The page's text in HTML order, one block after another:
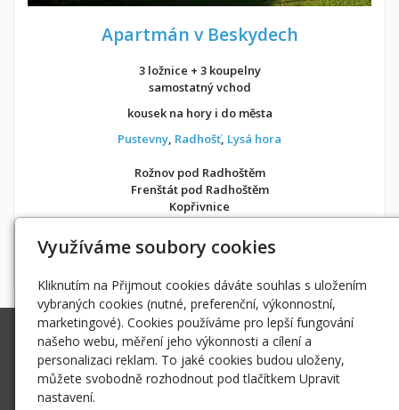
Apartmán v Beskydech
3 ložnice + 3 koupelny
samostatný vchod
kousek na hory i do města
Pustevny, Radhošť, Lysá hora
Rožnov pod Radhoštěm
Frenštát pod Radhoštěm
Kopřivnice
Možnost objednání ubytování také přesAirbnb
Ing. Radek Hoďák
Tichá 502, 742 74 Tichá
IČ: 18979661
radek@hodak.cz
Využíváme soubory cookies
Kliknutím na Přijmout cookies dáváte souhlas s uložením
vybraných cookies (nutné, preferenční, výkonnostní,
marketingové). Cookies používáme pro lepší fungování
našeho webu, měření jeho výkonnosti a cílení a
personalizaci reklam. To jaké cookies budou uloženy,
můžete svobodně rozhodnout pod tlačítkem Upravit
nastavení.